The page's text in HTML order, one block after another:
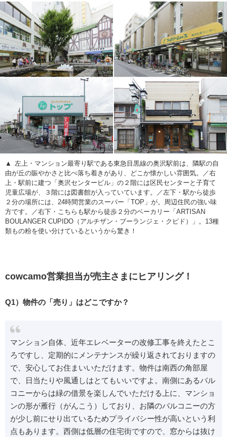
左上・マンション最寄り駅である東急目黒線の奥沢駅前は、隣駅の自
由が丘の賑やかさと比べ落ち着きがあり、どこか懐かしい雰囲気。／右
上・駅前に建つ「奥沢センタービル」の２階には区民センターと子育て
児童広場が、３階には図書館が入っていています。／左下・駅から徒歩
２分の場所には、24時間営業のスーパー「TOP」が。周辺住民の強い味
方です。／右下・こちらも駅から徒歩２分のベーカリー「ARTISAN
BOULANGER CUPIDO（アルチザン・ブーランジェ・クピド）」。13種
類もの粉を使い分けているというから驚き！
cowcamo営業担当が売主さまにヒアリング！
Q1）物件の「売り」はどこですか？
マンション自体、近年エレベーターの改修工事を終えたとこ
ろですし、定期的にメンテナンスが繰り返されておりますの
で、安心してお住まいいただけます。物件は南西の角部屋
で、日当たりや風通しはとてもいいですよ。南側にあるバル
コニーからは緑の借景を楽しんでいただける上に、マンショ
ンの形が雁行（がんこう）しており、お隣のバルコニーの方
が少し前にせり出ているためプライバシー性が高いという利
点もあります。西側は低層の住宅街ですので、窓からは抜け